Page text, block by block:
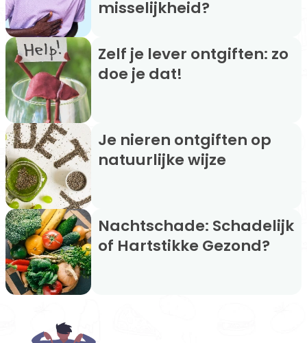
misselijkheid?
Zelf je lever ontgiften: zo
doe je dat!
Je nieren ontgiften op
natuurlijke wijze
Nachtschade: Schadelijk
of Hartstikke Gezond?